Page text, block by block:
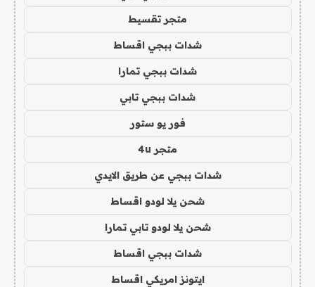
متجر تقسيط
شدات ببجي اقساط
شدات ببجي تمارا
شدات ببجي تابي
فور يو ستور
متجر 4u
شدات ببجي عن طريق الايدي
شحن يلا لودو اقساط
شحن يلا لودو تابي تمارا
شدات ببجي اقساط
ايتونز امريكي اقساط